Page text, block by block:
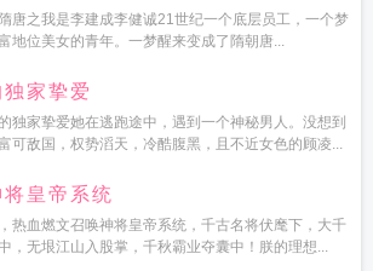
唐之我是李建成李健诚21世纪一个底层员工，一个梦
地位美女的青年。一梦醒来变成了隋朝唐...
独家挚爱
独家挚爱她在逃跑途中，遇到一个神秘男人。没想到
可敌国，权势滔天，冷酷腹黑，且不近女色的顾凌...
皇帝系统
热血燃文召唤神将皇帝系统，千古名将伏麾下，大千
，无垠江山入股掌，千秋霸业夺囊中！朕的理想...